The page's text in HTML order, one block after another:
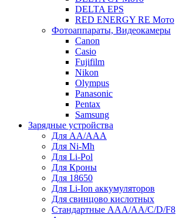
DELTA EPS
RED ENERGY RE Мото
Фотоаппараты, Видеокамеры
Canon
Casio
Fujifilm
Nikon
Olympus
Panasonic
Pentax
Samsung
Зарядные устройства
Для AA/AAA
Для Ni-Mh
Для Li-Pol
Для Кроны
Для 18650
Для Li-Ion аккумуляторов
Для свинцово кислотных
Стандартные ААА/АА/С/D/F8